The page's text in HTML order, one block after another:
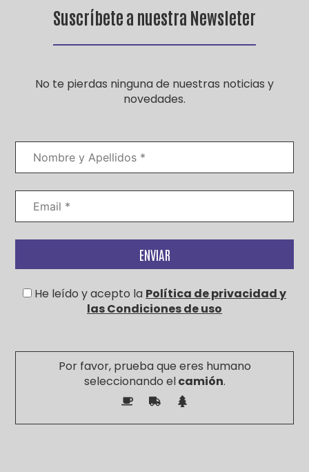
Suscríbete a nuestra Newsleter
No te pierdas ninguna de nuestras noticias y
novedades.
He leído y acepto la Política de privacidad y
las Condiciones de uso
Por favor, prueba que eres humano
seleccionando elcamión.